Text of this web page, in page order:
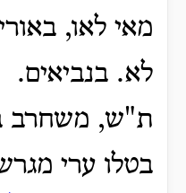
מאי לאו,
לא. בנביאים.
ת"ש, משחרב
בטלו ערי